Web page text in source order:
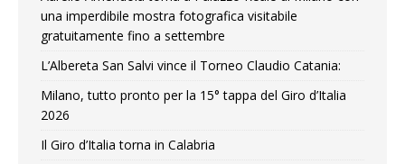
una imperdibile mostra fotografica visitabile
gratuitamente fino a settembre
L’Albereta San Salvi vince il Torneo Claudio Catania:
Milano, tutto pronto per la 15° tappa del Giro d’Italia
2026
Il Giro d’Italia torna in Calabria